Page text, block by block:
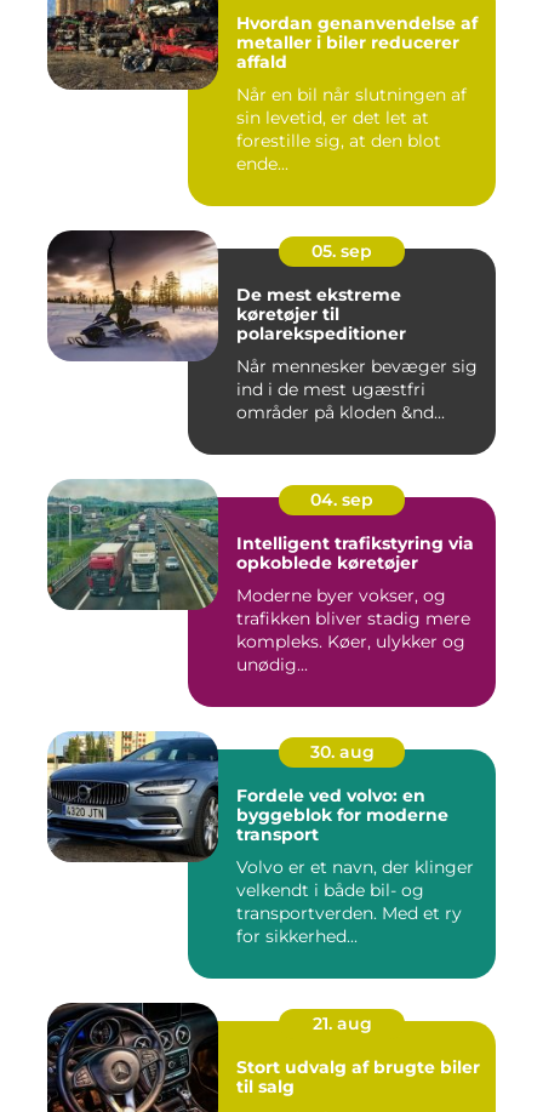
Hvordan genanvendelse af
metaller i biler reducerer
affald
Når en bil når slutningen af
sin levetid, er det let at
forestille sig, at den blot
ende...
05. sep
De mest ekstreme
køretøjer til
polarekspeditioner
Når mennesker bevæger sig
ind i de mest ugæstfri
områder på kloden &nd...
04. sep
Intelligent trafikstyring via
opkoblede køretøjer
Moderne byer vokser, og
trafikken bliver stadig mere
kompleks. Køer, ulykker og
unødig...
30. aug
Fordele ved volvo: en
byggeblok for moderne
transport
Volvo er et navn, der klinger
velkendt i både bil- og
transportverden. Med et ry
for sikkerhed...
21. aug
Stort udvalg af brugte biler
til salg